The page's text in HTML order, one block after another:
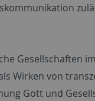
Gesellschaften
Wirken von
Gott und